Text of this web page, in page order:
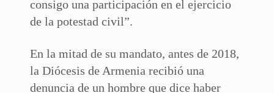
consigo una participación en el ejercicio
de la potestad civil”.
En la mitad de su mandato, antes de 2018,
la Diócesis de Armenia recibió una
denuncia de un hombre que dice haber